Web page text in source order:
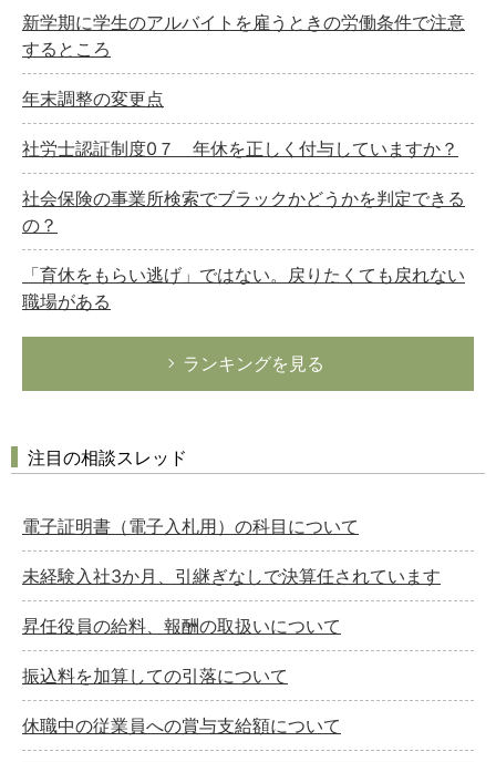
新学期に学生のアルバイトを雇うときの労働条件で注意
するところ
年末調整の変更点
社労士認証制度0７ 年休を正しく付与していますか？
社会保険の事業所検索でブラックかどうかを判定できる
の？
「育休をもらい逃げ」ではない。戻りたくても戻れない
職場がある
ランキングを見る
注目の相談スレッド
電子証明書（電子入札用）の科目について
未経験入社3か月、引継ぎなしで決算任されています
昇任役員の給料、報酬の取扱いについて
振込料を加算しての引落について
休職中の従業員への賞与支給額について